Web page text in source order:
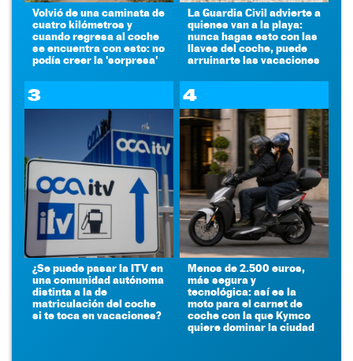
Volvió de una caminata de
cuatro kilómetros y
cuando regresa al coche
se encuentra con esto: no
podía creer la 'sorpresa'
La Guardia Civil advierte a
quienes van a la playa:
nunca hagas esto con las
llaves del coche, puede
arruinarte las vacaciones
3
¿Se puede pasar la ITV en
una comunidad autónoma
distinta a la de
matriculación del coche
si te toca en vacaciones?
4
Menos de 2.500 euros,
más segura y
tecnológica: así es la
moto para el carnet de
coche con la que Kymco
quiere dominar la ciudad